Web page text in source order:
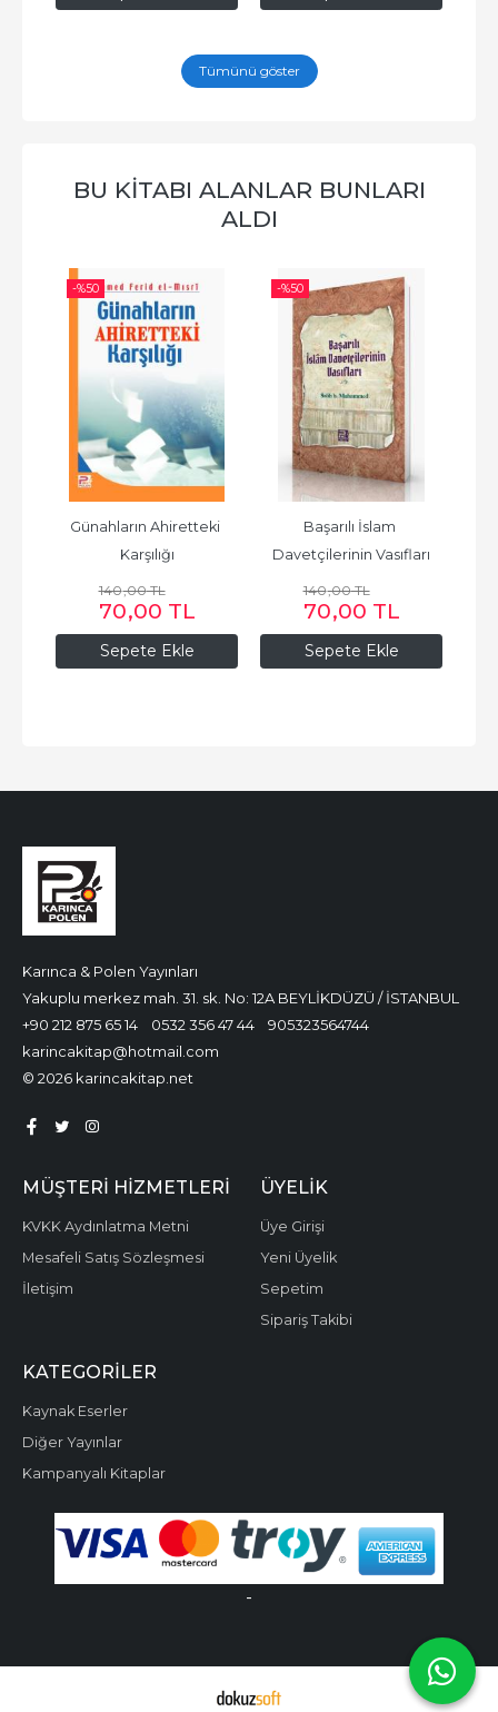
Tümünü göster
BU KITABI ALANLAR BUNLARI
ALDI
-%50
Sepete Ekle
Günahların Ahiretteki
Karşılığı
140,00TL
70,00 TL
-%50
Sepete Ekle
Başarılı İslam
Davetçilerinin Vasıfları
140,00TL
70,00 TL
Karınca & Polen Yayınları
Yakuplu merkez mah. 31. sk. No: 12A BEYLİKDÜZÜ / İSTANBUL
+90 212 875 65 14
0532 356 47 44
905323564744
karincakitap@hotmail.com
© 2026 karincakitap.net
MÜŞTERI HIZMETLERI
KVKK Aydınlatma Metni
Mesafeli Satış Sözleşmesi
İletişim
ÜYELIK
Üye Girişi
Yeni Üyelik
Sepetim
Sipariş Takibi
KATEGORILER
Kaynak Eserler
Diğer Yayınlar
Kampanyalı Kitaplar
-